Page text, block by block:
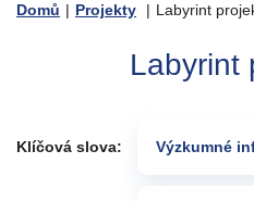
Domů | Projekty | Labyrint
Labyrint
Klíčová slova: Výzkumné